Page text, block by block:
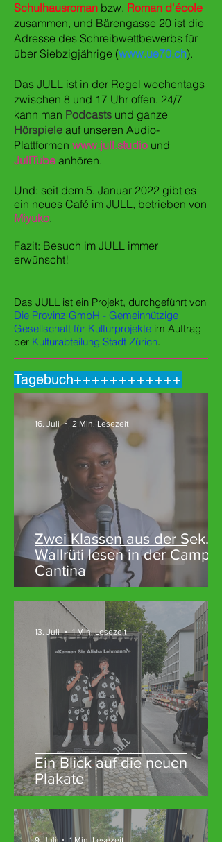
Schulhausroman bzw. Roman d'école
zusammen, und Bärengasse 20 ist die
Adresse des Schreibwettbewerbs für
über Siebzigjährige (www.ue70.ch).
Das JULL ist in der Regel wochentags
zwischen 8 und 17 Uhr offen. 24/7
kann man Podcasts und ganze
Hörspiele auf unseren Audio-
Plattformen www.jull.studio und
JullTube anhören.
Und: seit dem 5. Januar 2022 gibt es
ein neues Café im JULL, betrieben von
Miyuko.
Fazit: Besuch im JULL immer
erwünscht!
Das JULL ist ein Projekt, durchgeführt von
Die Provinz GmbH - Gemeinnützige
Gesellschaft für Kulturprojekte im Auftrag
der Kulturabteilung Stadt Zürich.
Tagebuch++++++++++++
Zwei Klassen aus der Sek.
Wallrüti lesen in der Campo
Cantina
16. Juli 2 Min. Lesezeit
Ein Blick auf die neuen
Plakate
13. Juli 1 Min. Lesezeit
9. Juli 1 Min. Lesezeit